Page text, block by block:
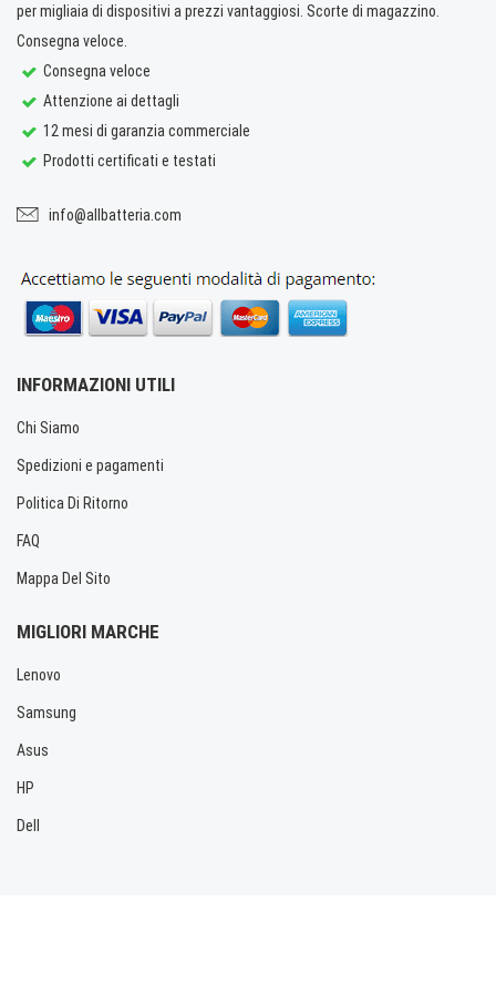
per migliaia di dispositivi a prezzi vantaggiosi. Scorte di magazzino.
Consegna veloce.
Consegna veloce
Attenzione ai dettagli
12 mesi di garanzia commerciale
Prodotti certificati e testati
info@allbatteria.com
INFORMAZIONI UTILI
Chi Siamo
Spedizioni e pagamenti
Politica Di Ritorno
FAQ
Mappa Del Sito
MIGLIORI MARCHE
Lenovo
Samsung
Asus
HP
Dell